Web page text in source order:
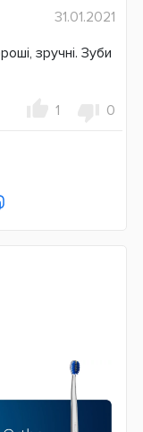
31.01.2021
зручні. Зуби
1 0